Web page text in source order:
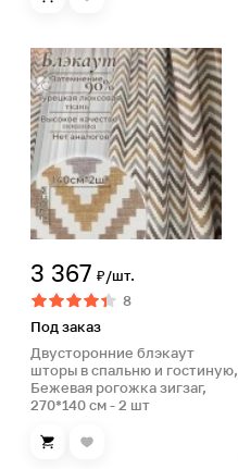
3 367 ₽/шт.
8
Под заказ
Двусторонние блэкаут
шторы в спальню и гостиную,
Бежевая рогожка зигзаг,
270*140 см - 2 шт